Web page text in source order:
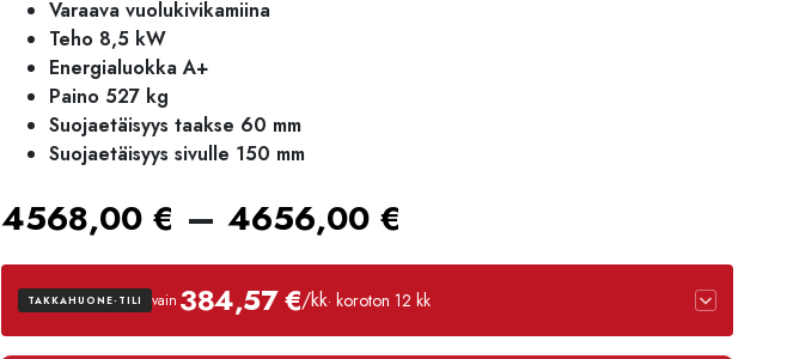
Varaava vuolukivikamiina
Teho 8,5 kW
Energialuokka A+
Paino 527 kg
Suojaetäisyys taakse 60 mm
Suojaetäisyys sivulle 150 mm
4568,00 € – 4656,00 €
4568,00 €
-
TAKKAHUONE-TILI vain 384,57 €/kk· koroton 12 kk